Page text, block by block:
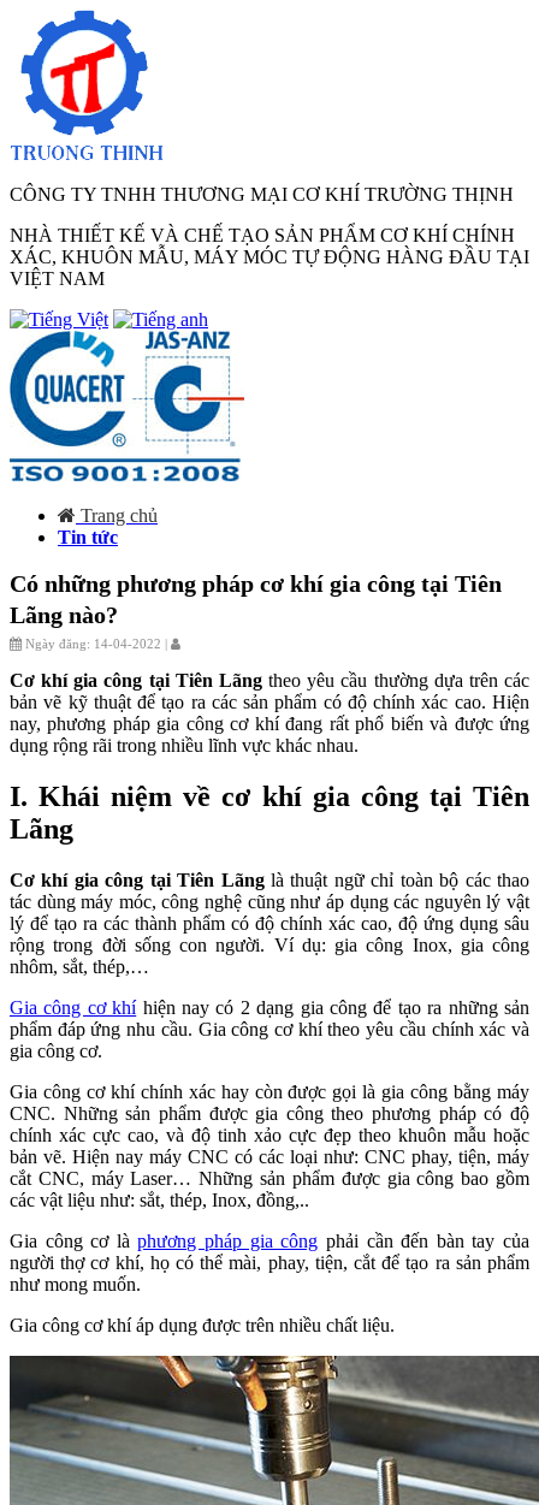
CÔNG TY TNHH THƯƠNG MẠI CƠ KHÍ TRƯỜNG THỊNH
NHÀ THIẾT KẾ VÀ CHẾ TẠO SẢN PHẨM CƠ KHÍ CHÍNH
XÁC, KHUÔN MẪU, MÁY MÓC TỰ ĐỘNG HÀNG ĐẦU TẠI
VIỆT NAM
Trang chủ
Tin tức
Có những phương pháp cơ khí gia công tại Tiên
Lãng nào?
Ngày đăng: 14-04-2022 |
Cơ khí gia công tại Tiên Lãngtheo yêu cầu thường dựa trên các
bản vẽ kỹ thuật để tạo ra các sản phẩm có độ chính xác cao. Hiện
nay, phương pháp gia công cơ khí đang rất phổ biến và được ứng
dụng rộng rãi trong nhiều lĩnh vực khác nhau.
I. Khái niệm về cơ khí gia công tại Tiên
Lãng
Cơ khí gia công tại Tiên Lãnglà thuật ngữ chỉ toàn bộ các thao
tác dùng máy móc, công nghệ cũng như áp dụng các nguyên lý vật
lý để tạo ra các thành phẩm có độ chính xác cao, độ ứng dụng sâu
rộng trong đời sống con người. Ví dụ: gia công Inox, gia công
nhôm, sắt, thép,…
Gia công cơ khíhiện nay có 2 dạng gia công để tạo ra những sản
phẩm đáp ứng nhu cầu. Gia công cơ khí theo yêu cầu chính xác và
gia công cơ.
Gia công cơ khí chính xác hay còn được gọi là gia công bằng máy
CNC. Những sản phẩm được gia công theo phương pháp có độ
chính xác cực cao, và độ tinh xảo cực đẹp theo khuôn mẫu hoặc
bản vẽ. Hiện nay máy CNC có các loại như: CNC phay, tiện, máy
cắt CNC, máy Laser… Những sản phẩm được gia công bao gồm
các vật liệu như: sắt, thép, Inox, đồng,..
Gia công cơ làphương pháp gia công phải cần đến bàn tay của
người thợ cơ khí, họ có thể mài, phay, tiện, cắt để tạo ra sản phẩm
như mong muốn.
Gia công cơ khí áp dụng được trên nhiều chất liệu.